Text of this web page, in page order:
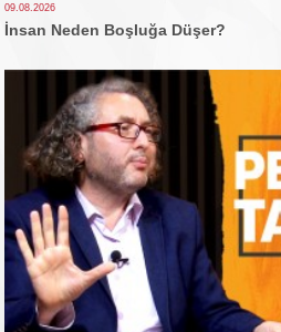
09.08.2026
İnsan Neden Boşluğa Düşer?